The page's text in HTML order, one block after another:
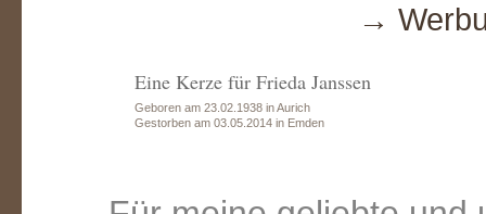
→
Eine Kerze für Frieda Janssen
Geboren am 23.02.1938 in Aurich
Gestorben am 03.05.2014 in Emden